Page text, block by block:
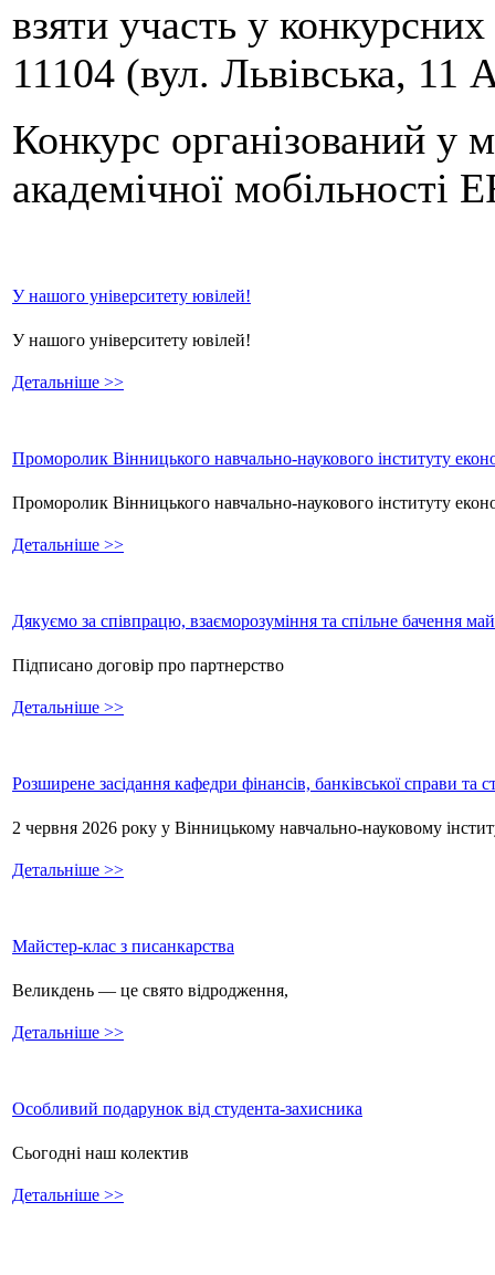
взяти участь у
11104 (вул. Львівська, 11
Конкурс організований у
академічної мобільності
У нашого університету ювілей!
У нашого університету ювілей!
Детальніше >>
Проморолик Вінницького навчально-наукового інституту
Проморолик Вінницького навчально-наукового інституту
Детальніше >>
Дякуємо за співпрацю, взаєморозуміння та спільне бачення
Підписано договір про партнерство
Детальніше >>
Розширене засідання кафедри фінансів, банківської справи та
2 червня 2026 року у Вінницькому навчально-науковому
Детальніше >>
Майстер-клас з писанкарства
Великдень — це свято відродження,
Детальніше >>
Особливий подарунок від студента-захисника
Сьогодні наш колектив
Детальніше >>